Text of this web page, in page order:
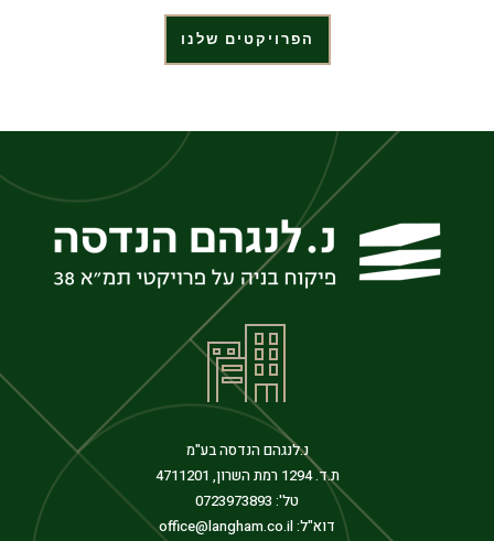
הפרויקטים שלנו
נ.לנגהם הנדסה בע"מ
ת.ד. 1294 רמת השרון, 4711201
טל': 0723973893
דוא"ל: office@langham.co.il